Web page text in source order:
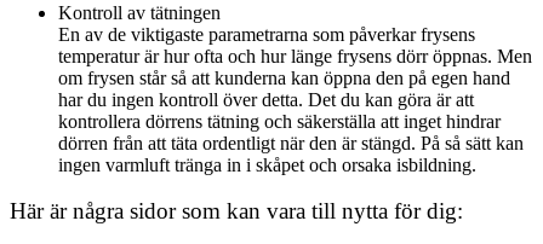
Kontroll av tätningen
En av de viktigaste parametrarna som påverkar frysens
temperatur är hur ofta och hur länge frysens dörr öppnas. Men
om frysen står så att kunderna kan öppna den på egen hand
har du ingen kontroll över detta. Det du kan göra är att
kontrollera dörrens tätning och säkerställa att inget hindrar
dörren från att täta ordentligt när den är stängd. På så sätt kan
ingen varmluft tränga in i skåpet och orsaka isbildning.
Här är några sidor som kan vara till nytta för dig: